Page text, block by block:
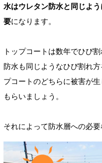
水はウレタン防水と同じよ
要になります。
トップコートは数年でひび
防水も同じようなひび割れ
プコートのどちらに被害が
もらいましょう。
それによって防水層への必